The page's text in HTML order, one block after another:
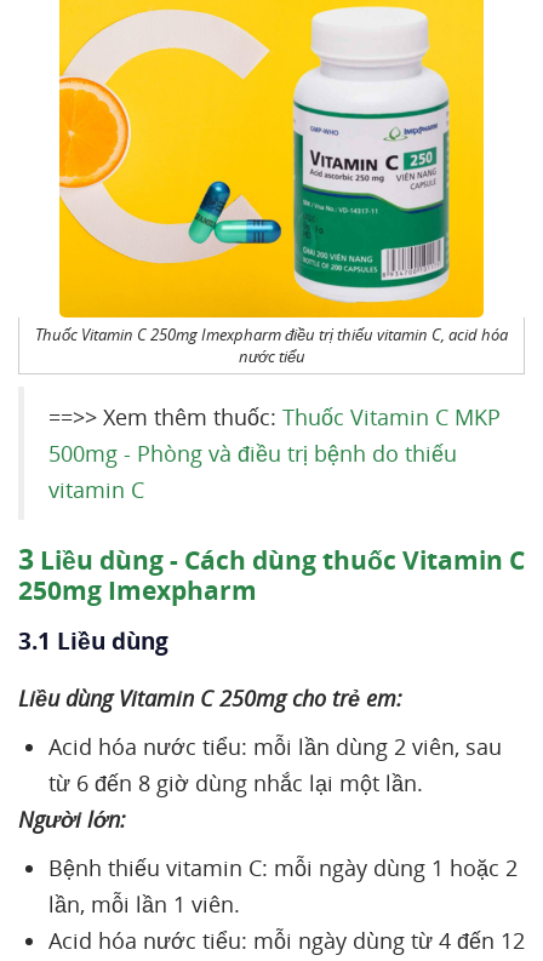
Thuốc Vitamin C 250mg Imexpharm điều trị thiếu vitamin C, acid hóa
nước tiểu
==>> Xem thêm thuốc: Thuốc Vitamin C MKP
500mg - Phòng và điều trị bệnh do thiếu
vitamin C
3 Liều dùng - Cách dùng thuốc Vitamin C
250mg Imexpharm
3.1 Liều dùng
Liều dùng Vitamin C 250mg cho trẻ em:
Acid hóa nước tiểu: mỗi lần dùng 2 viên, sau
từ 6 đến 8 giờ dùng nhắc lại một lần.
Người lớn:
Bệnh thiếu vitamin C: mỗi ngày dùng 1 hoặc 2
lần, mỗi lần 1 viên.
Acid hóa nước tiểu: mỗi ngày dùng từ 4 đến 12